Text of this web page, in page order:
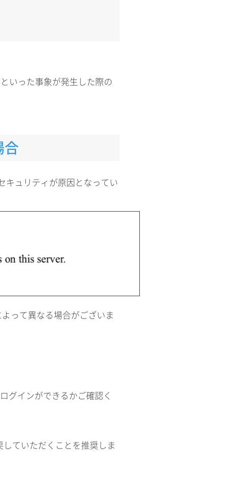
いった事象が発生した際の
キュリティが原因となってい
って異なる場合がございま
グインができるかご確認く
ていただくことを推奨しま